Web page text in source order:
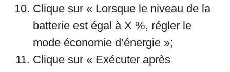
Clique sur « Lorsque le niveau de la
batterie est égal à X %, régler le
mode économie d’énergie »;
Clique sur « Exécuter après